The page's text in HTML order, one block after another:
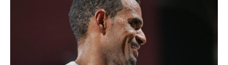
POURQUOI ATHLE.CH ?
ATHLE.CH RÉGIONS | VAUD
HIGHLIGHTS